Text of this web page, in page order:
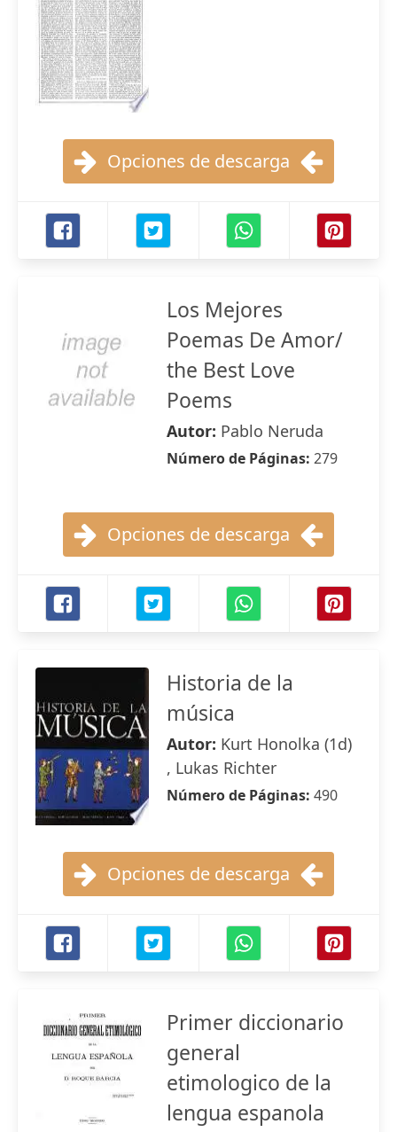
Opciones de descarga
Los Mejores
Poemas De Amor/
the Best Love
Poems
Autor: Pablo Neruda
Número de Páginas: 279
Opciones de descarga
Historia de la
música
Autor: Kurt Honolka (1d)
, Lukas Richter
Número de Páginas: 490
Opciones de descarga
Primer diccionario
general
etimologico de la
lengua espanola